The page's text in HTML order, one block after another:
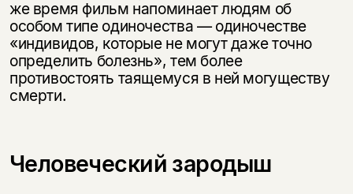
же время фильм напоминает людям об
особом типе одиночества — одиночестве
«индивидов, которые не могут даже точно
определить болезнь», тем более
противостоять таящемуся в ней могуществу
смерти.
Человеческий зародыш